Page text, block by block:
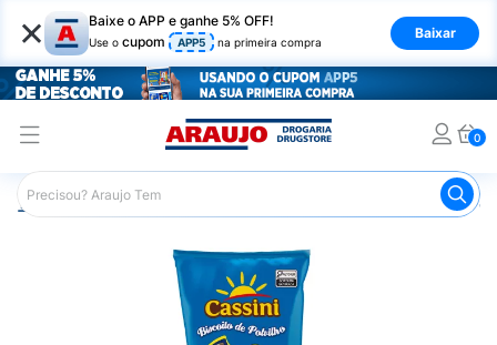
× Baixe o APP e ganhe 5% OFF!
Use o cupom APP5 na primeira compra
Baixar
0
Araujo Mercado Biscoito de